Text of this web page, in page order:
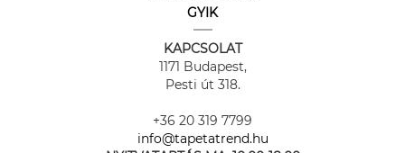
GYIK
KAPCSOLAT
1171 Budapest,
Pesti út 318.
+36 20 319 7799
info@tapetatrend.hu